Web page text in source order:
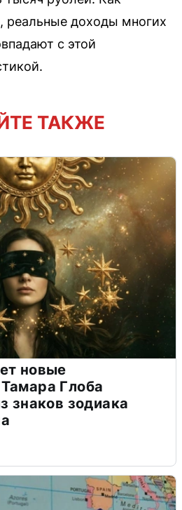
реальные доходы многих
с этой
ТАКЖЕ
новые
Глоба
знаков зодиака